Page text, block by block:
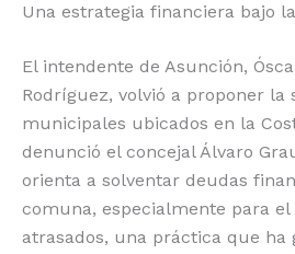
Una estrategia financiera bajo
El intendente de Asunción,
Rodríguez, volvió a proponer la
municipales ubicados en la
denunció el concejal Álvaro
orienta a solventar deudas
comuna, especialmente para el
atrasados, una práctica que ha